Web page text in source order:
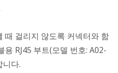
때 걸리지 않도록 커넥터와 함
RJ45 부트(모델 번호: A02-
니다.